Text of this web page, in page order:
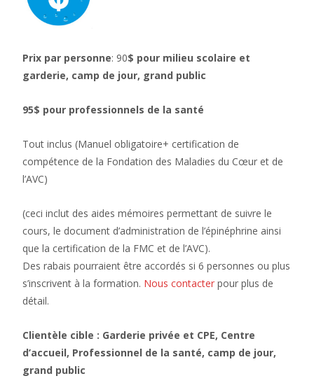
Prix par personne: 90$ pour milieu scolaire et
garderie, camp de jour, grand public
95$ pour professionnels de la santé
Tout inclus (Manuel obligatoire+ certification de
compétence de la Fondation des Maladies du Cœur et de
l’AVC)
(ceci inclut des aides mémoires permettant de suivre le
cours, le document d’administration de l’épinéphrine ainsi
que la certification de la FMC et de l’AVC).
Des rabais pourraient être accordés si 6 personnes ou plus
s’inscrivent à la formation. Nous contacter pour plus de
détail.
Clientèle cible : Garderie privée et CPE, Centre
d’accueil, Professionnel de la santé, camp de jour,
grand public